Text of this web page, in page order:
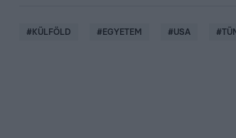
#KÜLFÖLD #EGYETEM #USA #